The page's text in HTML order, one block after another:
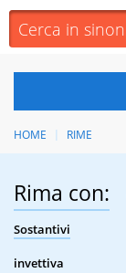
HOME RIME
Rima con:
Sostantivi
invettiva